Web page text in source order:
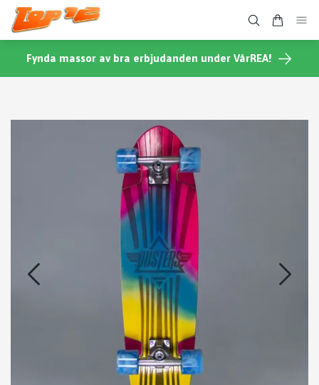
Fynda massor av bra erbjudanden under VårREA!